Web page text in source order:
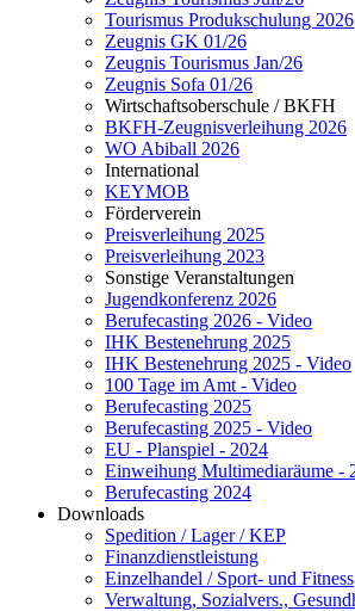
Tourismus Produkschulung 2026
Zeugnis GK 01/26
Zeugnis Tourismus Jan/26
Zeugnis Sofa 01/26
Wirtschaftsoberschule / BKFH
BKFH-Zeugnisverleihung 2026
WO Abiball 2026
International
KEYMOB
Förderverein
Preisverleihung 2025
Preisverleihung 2023
Sonstige Veranstaltungen
Jugendkonferenz 2026
Berufecasting 2026 - Video
IHK Bestenehrung 2025
IHK Bestenehrung 2025 - Video
100 Tage im Amt - Video
Berufecasting 2025
Berufecasting 2025 - Video
EU - Planspiel - 2024
Einweihung Multimediaräume -
Berufecasting 2024
Downloads
Spedition / Lager / KEP
Finanzdienstleistung
Einzelhandel / Sport- und Fitness
Verwaltung, Sozialvers.,